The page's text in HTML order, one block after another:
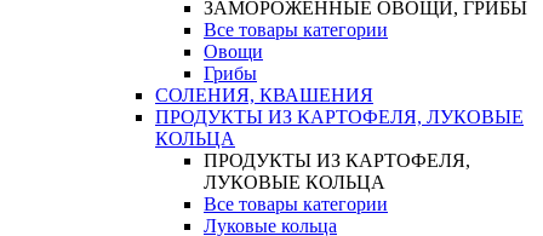
ЗАМОРОЖЕННЫЕ ОВОЩИ, ГРИБЫ
Все товары категории
Овощи
Грибы
СОЛЕНИЯ, КВАШЕНИЯ
ПРОДУКТЫ ИЗ КАРТОФЕЛЯ, ЛУКОВЫЕ
КОЛЬЦА
ПРОДУКТЫ ИЗ КАРТОФЕЛЯ,
ЛУКОВЫЕ КОЛЬЦА
Все товары категории
Луковые кольца